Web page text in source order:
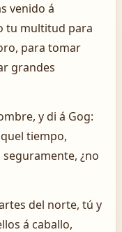
venido á
tu multitud para
para tomar
grandes
y di á Gog:
tiempo,
¿no
del norte, tú y
á caballo,